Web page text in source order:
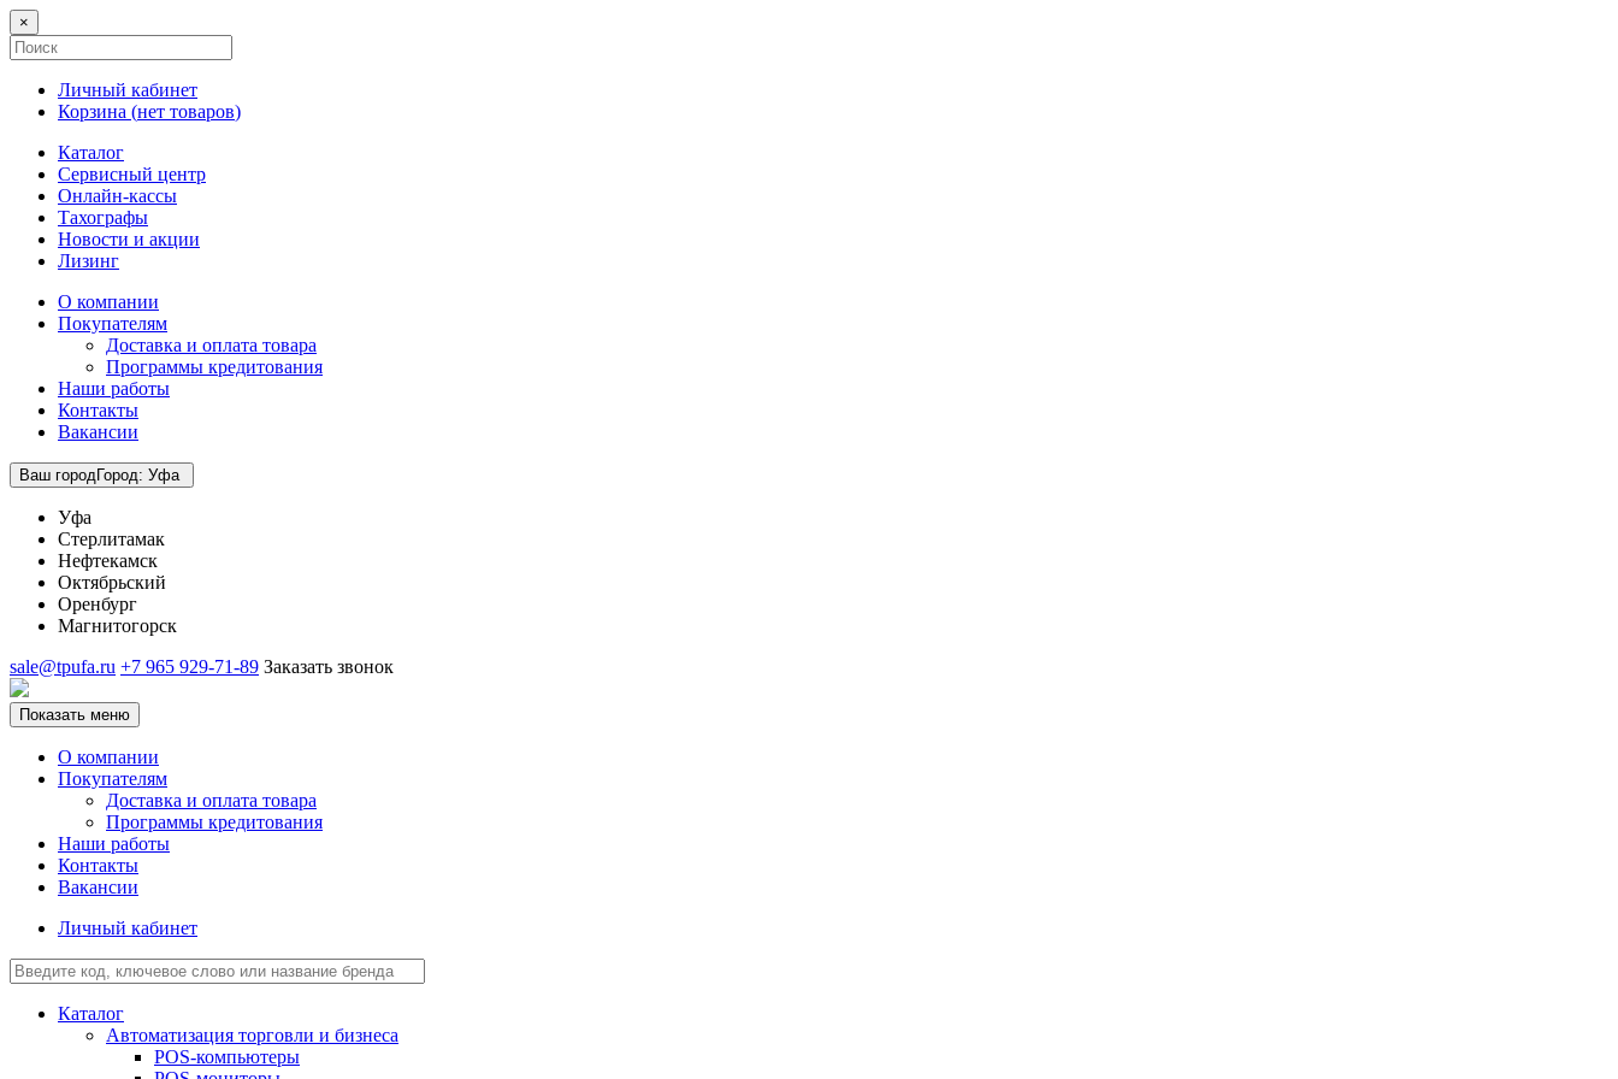
×
Личный кабинет
Корзина (нет товаров)
Каталог
Сервисный центр
Онлайн-кассы
Тахографы
Новости и акции
Лизинг
О компании
Покупателям
Доставка и оплата товара
Программы кредитования
Наши работы
Контакты
Вакансии
Ваш городГород: Уфа
Уфа
Стерлитамак
Нефтекамск
Октябрьский
Оренбург
Магнитогорск
sale@tpufa.ru +7 965 929-71-89 Заказать звонок
Показать меню
О компании
Покупателям
Доставка и оплата товара
Программы кредитования
Наши работы
Контакты
Вакансии
Личный кабинет
Каталог
Автоматизация торговли и бизнеса
POS-компьютеры